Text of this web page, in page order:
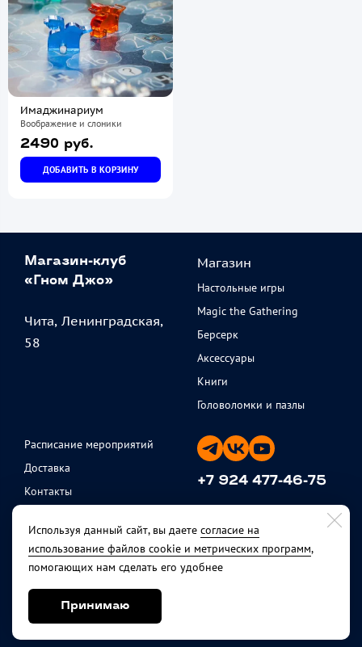
Имаджинариум
Воображение и слоники
2490 руб.
ДОБАВИТЬ В КОРЗИНУ
Магазин-клуб
«Гном Джо»
Чита, Ленинградская,
58
Магазин
Настольные игры
Magic the Gathering
Берсерк
Аксессуары
Книги
Головоломки и пазлы
Расписание мероприятий
Доставка
Контакты
Политика
конфиденциальности
Возврат товара
+7 924 477-46-75
Используя данный сайт, вы даете согласие на
использование файлов cookie и метрических программ,
помогающих нам сделать его удобнее
Принимаю